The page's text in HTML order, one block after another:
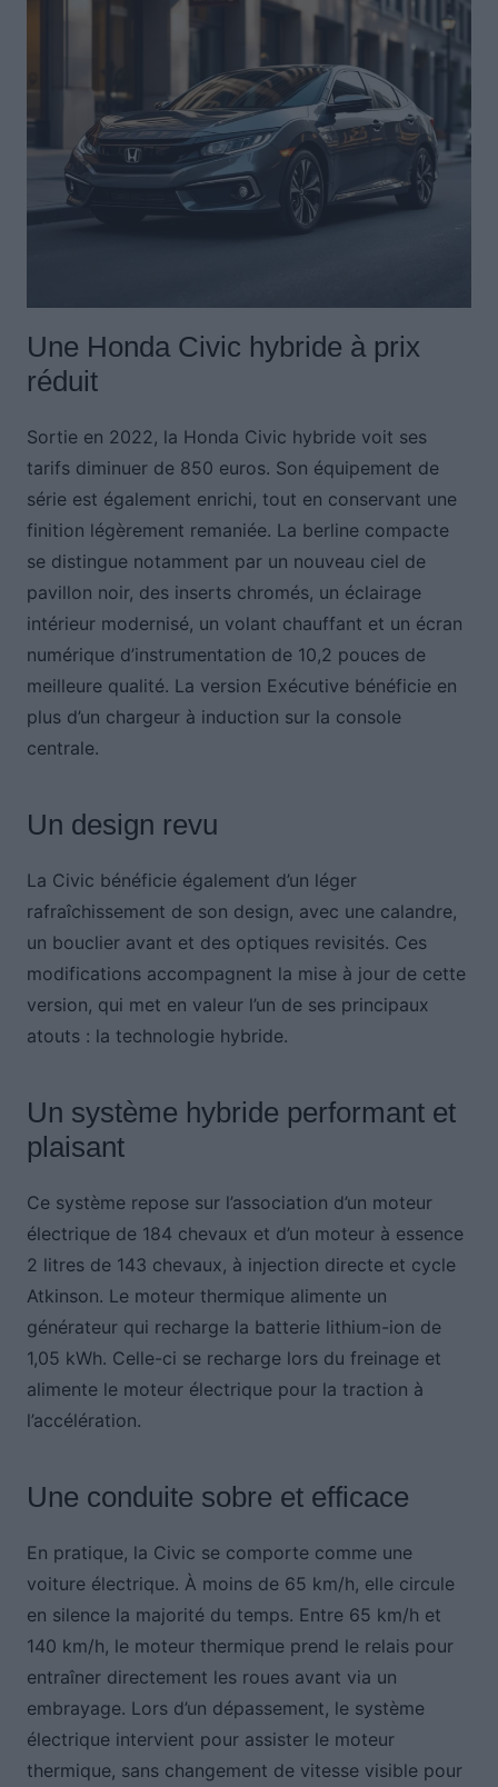
Une Honda Civic hybride à prix
réduit
Sortie en 2022, la Honda Civic hybride voit ses
tarifs diminuer de 850 euros. Son équipement de
série est également enrichi, tout en conservant une
finition légèrement remaniée. La berline compacte
se distingue notamment par un nouveau ciel de
pavillon noir, des inserts chromés, un éclairage
intérieur modernisé, un volant chauffant et un écran
numérique d’instrumentation de 10,2 pouces de
meilleure qualité. La version Exécutive bénéficie en
plus d’un chargeur à induction sur la console
centrale.
Un design revu
La Civic bénéficie également d’un léger
rafraîchissement de son design, avec une calandre,
un bouclier avant et des optiques revisités. Ces
modifications accompagnent la mise à jour de cette
version, qui met en valeur l’un de ses principaux
atouts : la technologie hybride.
Un système hybride performant et
plaisant
Ce système repose sur l’association d’un moteur
électrique de 184 chevaux et d’un moteur à essence
2 litres de 143 chevaux, à injection directe et cycle
Atkinson. Le moteur thermique alimente un
générateur qui recharge la batterie lithium-ion de
1,05 kWh. Celle-ci se recharge lors du freinage et
alimente le moteur électrique pour la traction à
l’accélération.
Une conduite sobre et efficace
En pratique, la Civic se comporte comme une
voiture électrique. À moins de 65 km/h, elle circule
en silence la majorité du temps. Entre 65 km/h et
140 km/h, le moteur thermique prend le relais pour
entraîner directement les roues avant via un
embrayage. Lors d’un dépassement, le système
électrique intervient pour assister le moteur
thermique, sans changement de vitesse visible pour